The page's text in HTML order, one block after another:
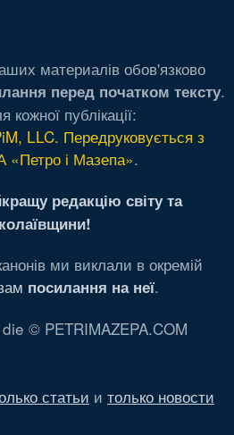
материалів обов'язково
перед початком тексту.
кожної публікації:
LLC. Передруковується з
«Петро і Мазепа».
редакцію світу та
ми виклали в окремій
посилання на неї.
© PETRIMAZEPA.COM
статьи и только новости